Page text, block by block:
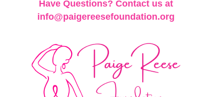
Have Questions? Contact us at
info@paigereesefoundation.org